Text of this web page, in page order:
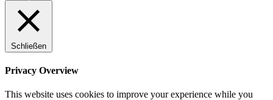
Schließen
Privacy Overview
This website uses cookies to improve your experience while you